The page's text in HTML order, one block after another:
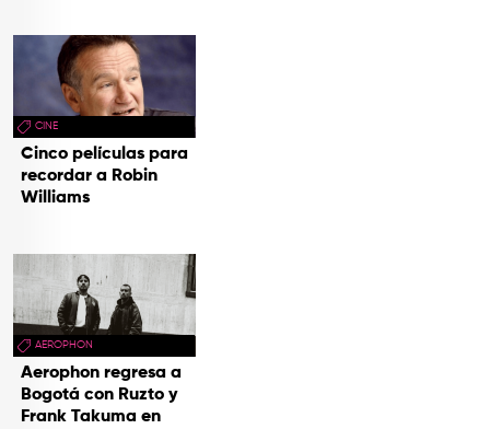
CINE
Cinco películas para
recordar a Robin
Williams
AEROPHON
Aerophon regresa a
Bogotá con Ruzto y
Frank Takuma en